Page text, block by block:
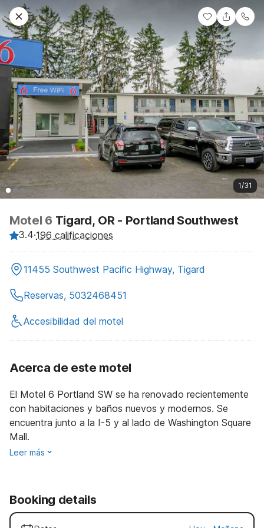
1/31
Motel 6 Tigard, OR - Portland Southwest
3.4·196 calificaciones
11455 Southwest Pacific Highway, Tigard
Reservas, 5032468451
Accesibilidad del motel
Acerca de este motel
El Motel 6 Portland SW se ha renovado recientemente
con habitaciones y baños nuevos y modernos. Se
encuentra junto a la I-5 y al lado de Washington Square
Mall.
Leer más
Booking details